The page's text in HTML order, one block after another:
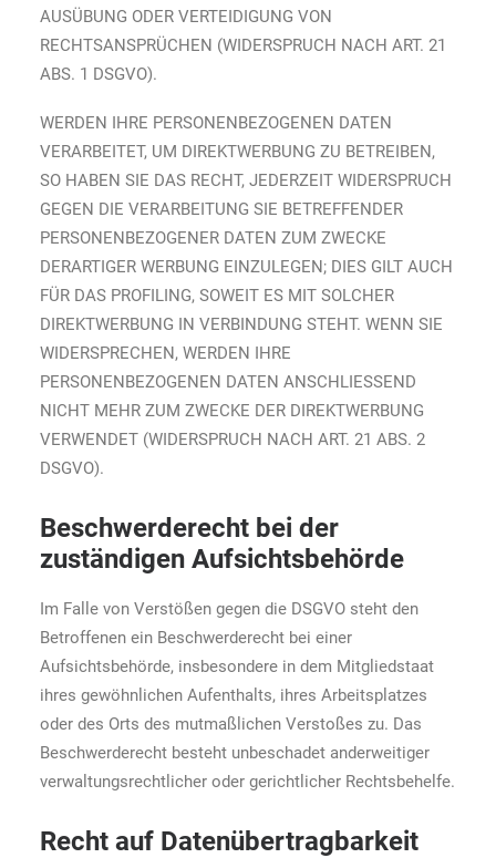
AUSÜBUNG ODER VERTEIDIGUNG VON
RECHTSANSPRÜCHEN (WIDERSPRUCH NACH ART. 21
ABS. 1 DSGVO).
WERDEN IHRE PERSONENBEZOGENEN DATEN
VERARBEITET, UM DIREKTWERBUNG ZU BETREIBEN,
SO HABEN SIE DAS RECHT, JEDERZEIT WIDERSPRUCH
GEGEN DIE VERARBEITUNG SIE BETREFFENDER
PERSONENBEZOGENER DATEN ZUM ZWECKE
DERARTIGER WERBUNG EINZULEGEN; DIES GILT AUCH
FÜR DAS PROFILING, SOWEIT ES MIT SOLCHER
DIREKTWERBUNG IN VERBINDUNG STEHT. WENN SIE
WIDERSPRECHEN, WERDEN IHRE
PERSONENBEZOGENEN DATEN ANSCHLIESSEND
NICHT MEHR ZUM ZWECKE DER DIREKTWERBUNG
VERWENDET (WIDERSPRUCH NACH ART. 21 ABS. 2
DSGVO).
Beschwerde­recht bei der
zuständigen Aufsichts­behörde
Im Falle von Verstößen gegen die DSGVO steht den
Betroffenen ein Beschwerderecht bei einer
Aufsichtsbehörde, insbesondere in dem Mitgliedstaat
ihres gewöhnlichen Aufenthalts, ihres Arbeitsplatzes
oder des Orts des mutmaßlichen Verstoßes zu. Das
Beschwerderecht besteht unbeschadet anderweitiger
verwaltungsrechtlicher oder gerichtlicher Rechtsbehelfe.
Recht auf Daten­übertrag­barkeit